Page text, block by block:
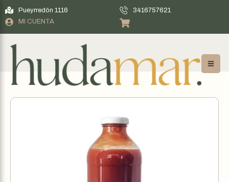
Pueyrredón 1116
3416757621
MI CUENTA